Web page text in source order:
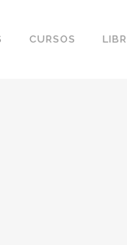
CURSOS